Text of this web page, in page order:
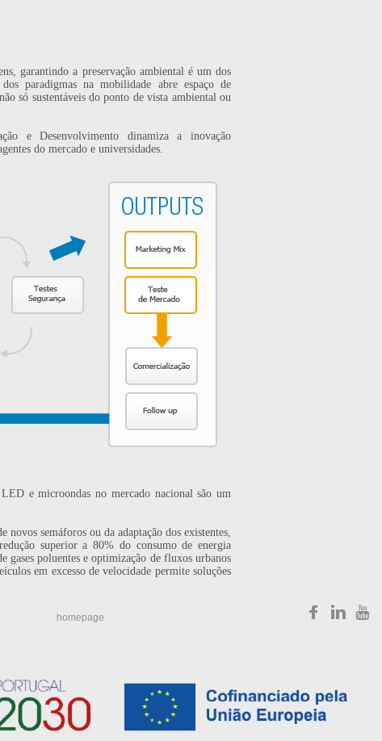
garantindo a preservação ambiental é um dos
paradigmas na mobilidade abre espaço de
só sustentáveis do ponto de vista ambiental ou
e Desenvolvimento dinamiza a inovação
do mercado e universidades.
e microondas no mercado nacional são um
semáforos ou da adaptação dos existentes,
superior a 80% do consumo de energia
gases poluentes e optimização de fluxos urbanos
em excesso de velocidade permite soluções
homepage